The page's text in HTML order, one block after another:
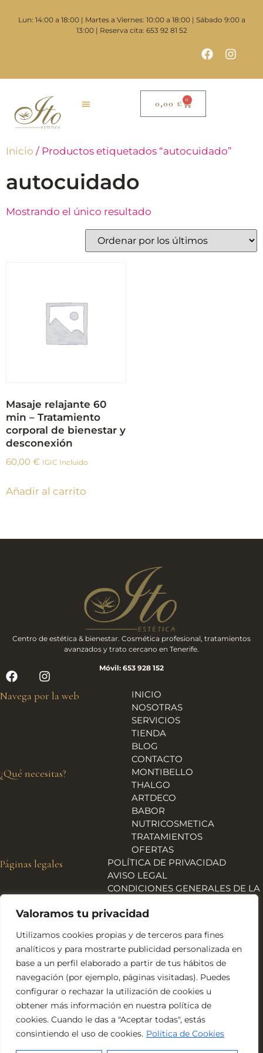
Valoramos tu privacidad
Utilizamos cookies propias y de terceros para fines
analíticos y para mostrarte publicidad personalizada en
base a un perfil elaborado a partir de tus hábitos de
navegación (por ejemplo, páginas visitadas). Puedes
configurar o rechazar la utilización de cookies u
obtener más información en nuestra política de
cookies. Cuando le das a "Aceptar todas", estás
consintiendo el uso de cookies. Política de Cookies
Lun: 14:00 a 18:00 | Martes a Viernes: 10:00 a 18:00 | Sábado 9:00 a
13:00 | Reserva cita: 653 92 81 52
0,00 € 0
Inicio / Productos etiquetados “autocuidado”
autocuidado
Mostrando el único resultado
Masaje relajante 60
min – Tratamiento
corporal de bienestar y
desconexión
60,00 € IGIC Incluido
Añadir al carrito
Centro de estética & bienestar. Cosmética profesional, tratamientos
avanzados y trato cercano en Tenerife.
Móvil: 653 928 152
Navega por la web
INICIO
NOSOTRAS
SERVICIOS
TIENDA
BLOG
CONTACTO
¿Qué necesitas?
MONTIBELLO
THALGO
ARTDECO
BABOR
NUTRICOSMETICA
TRATAMIENTOS
OFERTAS
Páginas legales
POLÍTICA DE PRIVACIDAD
AVISO LEGAL
CONDICIONES GENERALES DE LA
ENVÍOS, DEVOLUCIONES Y
POLÍTICA DE COOKIES
DECLARACIÓN DE
ACCESIBILIDAD
Financiado por la Unión Europea – NextGeneration EU